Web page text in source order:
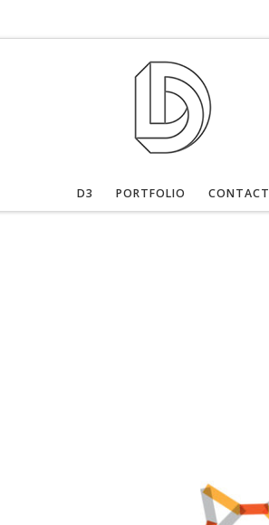
D3 PORTFOLIO CONTACT